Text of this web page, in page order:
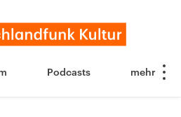
Podcasts